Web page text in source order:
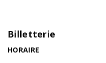
Billetterie
HORAIRE